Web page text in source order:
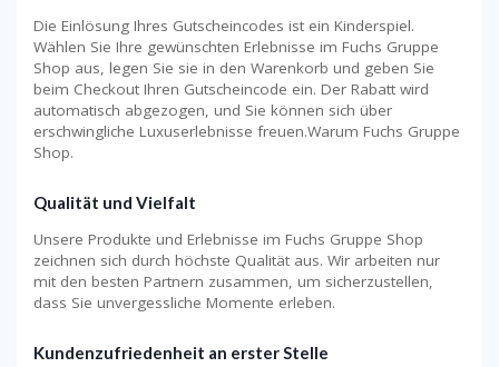
Die Einlösung Ihres Gutscheincodes ist ein Kinderspiel.
Wählen Sie Ihre gewünschten Erlebnisse im Fuchs Gruppe
Shop aus, legen Sie sie in den Warenkorb und geben Sie
beim Checkout Ihren Gutscheincode ein. Der Rabatt wird
automatisch abgezogen, und Sie können sich über
erschwingliche Luxuserlebnisse freuen.Warum Fuchs Gruppe
Shop.
Qualität und Vielfalt
Unsere Produkte und Erlebnisse im Fuchs Gruppe Shop
zeichnen sich durch höchste Qualität aus. Wir arbeiten nur
mit den besten Partnern zusammen, um sicherzustellen,
dass Sie unvergessliche Momente erleben.
Kundenzufriedenheit an erster Stelle